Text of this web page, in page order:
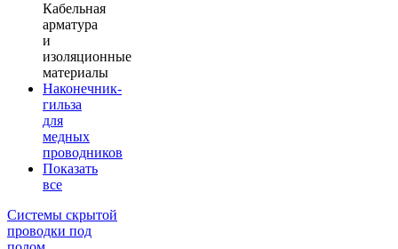
Кабельная
арматура
и
изоляционные
материалы
Наконечник-
гильза
для
медных
проводников
Показать
все
Системы скрытой
проводки под